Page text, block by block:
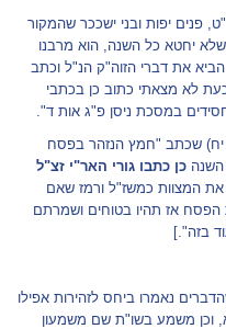
פנים יפות ובני ישככר שהמקור
יחטא כל השנה, הוא מרבנו
את דברי הזוה"ק הנ"ל וכתב
לא מצאתי כתוב כן בכתבי
במסכת ניסן פ"ג אות ד".
יח) שכתב "חמץ הנזהר בפסח
כן כתבו גורי האר"י זצ"ל
המצוות כמשז"ל ורמז שאם
אז תהיו בטוחים ושמרתם
בזה".]
נאמרו ביחס לזהירות אפילו
וכן משמע בשו"ת שם משמעון